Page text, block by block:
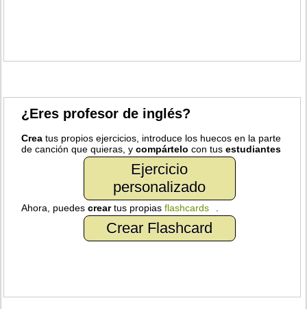
¿Eres profesor de inglés?
Crea tus propios ejercicios, introduce los huecos en la parte
de canción que quieras, ycompártelo con tusestudiantes
Ejercicio
personalizado
Ahora, puedescreartus propiasflashcards
Crear Flashcard